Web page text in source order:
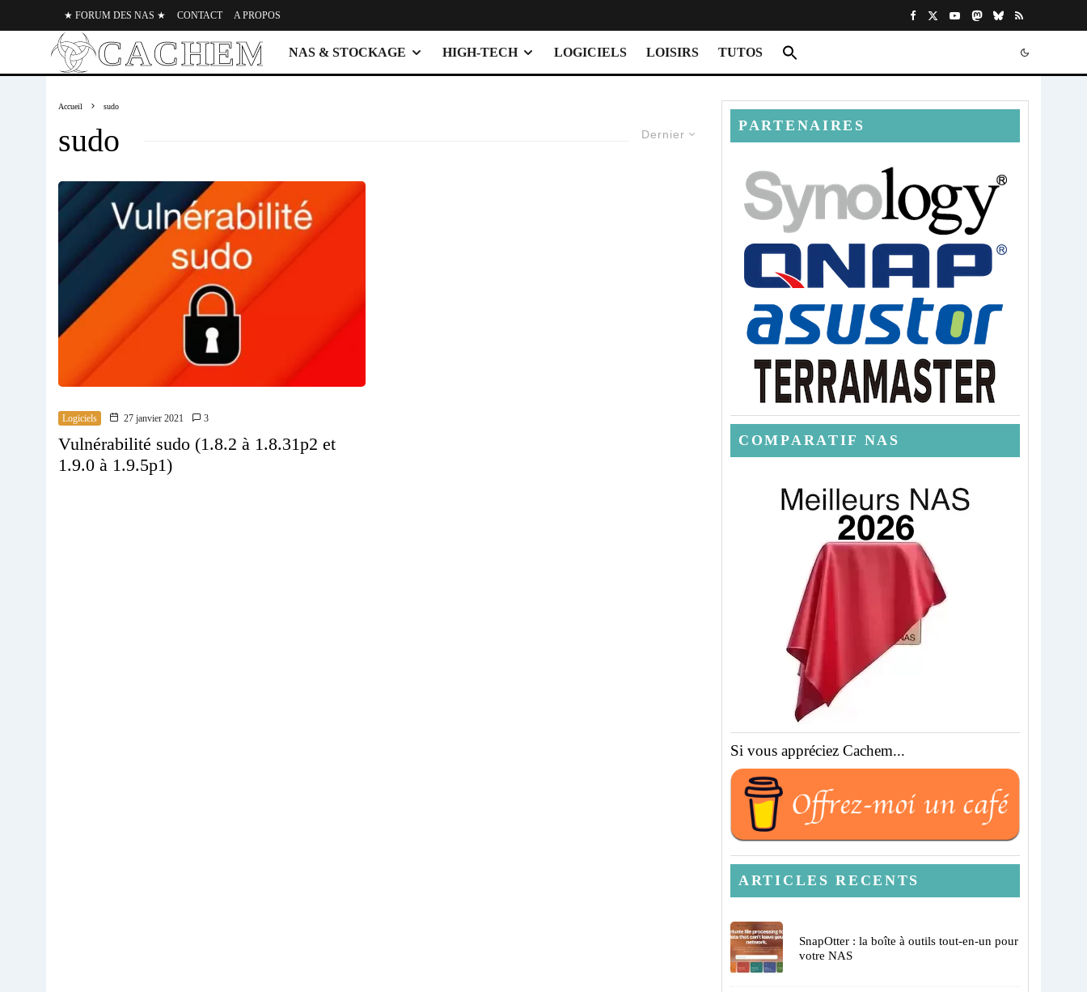
★ FORUM DES NAS ★ CONTACT A PROPOS
NAS & STOCKAGE HIGH-TECH LOGICIELS LOISIRS TUTOS
Accueil sudo
Dernier
sudo
Logiciels 27 janvier 2021 3
Vulnérabilité sudo (1.8.2 à 1.8.31p2 et
1.9.0 à 1.9.5p1)
PARTENAIRES
COMPARATIF NAS
Si vous appréciez Cachem...
ARTICLES RECENTS
SnapOtter : la boîte à outils tout-en-un pour
votre NAS